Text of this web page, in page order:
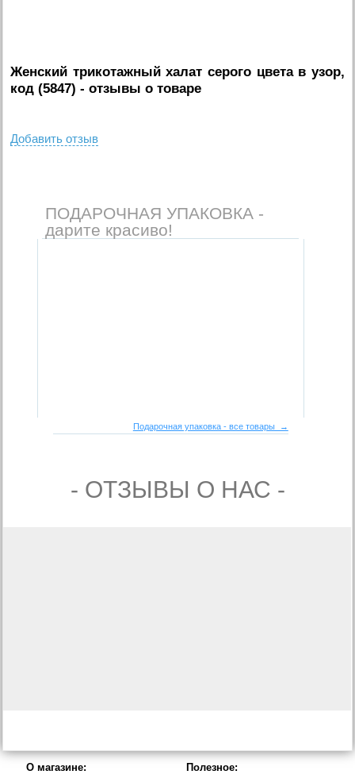
Женский трикотажный халат серого цвета в узор,
код (5847) - отзывы о товаре
Добавить отзыв
ПОДАРОЧНАЯ УПАКОВКА -
дарите красиво!
Подарочная упаковка - все товары →
- ОТЗЫВЫ О НАС -
О магазине: Полезное: